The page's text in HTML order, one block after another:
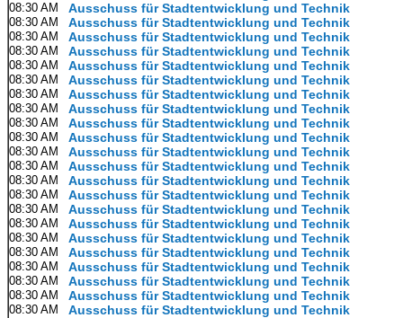
08:30 AM Ausschuss für Stadtentwicklung und Technik
08:30 AM Ausschuss für Stadtentwicklung und Technik
08:30 AM Ausschuss für Stadtentwicklung und Technik
08:30 AM Ausschuss für Stadtentwicklung und Technik
08:30 AM Ausschuss für Stadtentwicklung und Technik
08:30 AM Ausschuss für Stadtentwicklung und Technik
08:30 AM Ausschuss für Stadtentwicklung und Technik
08:30 AM Ausschuss für Stadtentwicklung und Technik
08:30 AM Ausschuss für Stadtentwicklung und Technik
08:30 AM Ausschuss für Stadtentwicklung und Technik
08:30 AM Ausschuss für Stadtentwicklung und Technik
08:30 AM Ausschuss für Stadtentwicklung und Technik
08:30 AM Ausschuss für Stadtentwicklung und Technik
08:30 AM Ausschuss für Stadtentwicklung und Technik
08:30 AM Ausschuss für Stadtentwicklung und Technik
08:30 AM Ausschuss für Stadtentwicklung und Technik
08:30 AM Ausschuss für Stadtentwicklung und Technik
08:30 AM Ausschuss für Stadtentwicklung und Technik
08:30 AM Ausschuss für Stadtentwicklung und Technik
08:30 AM Ausschuss für Stadtentwicklung und Technik
08:30 AM Ausschuss für Stadtentwicklung und Technik
08:30 AM Ausschuss für Stadtentwicklung und Technik